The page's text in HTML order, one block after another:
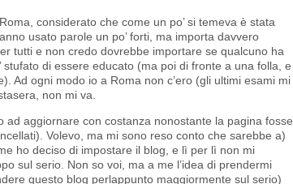
considerato che come un po’ si temeva è stata
usato parole un po’ forti, ma importa davvero
tutti e non credo dovrebbe importare se qualcuno ha
di essere educato (ma poi di fronte a una folla, e
Ad ogni modo io a Roma non c’ero (gli ultimi esami mi
non mi va.
ad aggiornare con costanza nonostante la pagina fosse
Volevo, ma mi sono reso conto che sarebbe a)
ho deciso di impostare il blog, e lì per lì non mi
sul serio. Non so voi, ma a me l’idea di prendermi
questo blog perlappunto maggiormente sul serio)